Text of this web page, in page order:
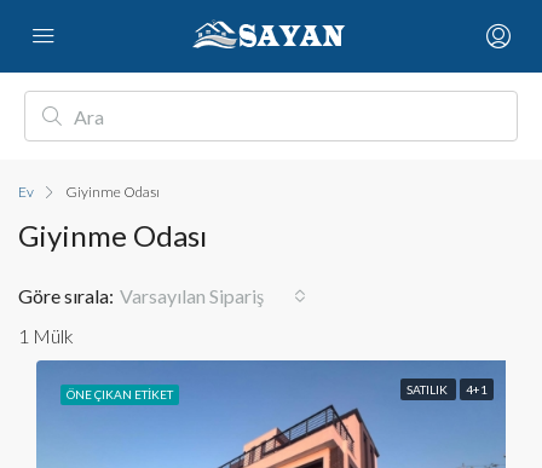
Ev Giyinme Odası
Giyinme Odası
1 Mülk
Göre sırala: Varsayılan Sipariş
ÖNE ÇIKAN ETIKET SATILIK 4+1